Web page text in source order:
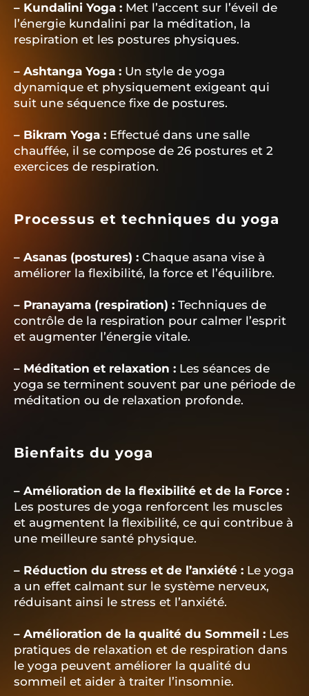
– Kundalini Yoga : Met l’accent sur l’éveil de
l’énergie kundalini par la méditation, la
respiration et les postures physiques.
– Ashtanga Yoga : Un style de yoga
dynamique et physiquement exigeant qui
suit une séquence fixe de postures.
– Bikram Yoga : Effectué dans une salle
chauffée, il se compose de 26 postures et 2
exercices de respiration.
Processus et techniques du yoga
– Asanas (postures) : Chaque asana vise à
améliorer la flexibilité, la force et l’équilibre.
– Pranayama (respiration) : Techniques de
contrôle de la respiration pour calmer l’esprit
et augmenter l’énergie vitale.
– Méditation et relaxation : Les séances de
yoga se terminent souvent par une période de
méditation ou de relaxation profonde.
Bienfaits du yoga
– Amélioration de la flexibilité et de la Force :
Les postures de yoga renforcent les muscles
et augmentent la flexibilité, ce qui contribue à
une meilleure santé physique.
– Réduction du stress et de l’anxiété : Le yoga
a un effet calmant sur le système nerveux,
réduisant ainsi le stress et l’anxiété.
– Amélioration de la qualité du Sommeil : Les
pratiques de relaxation et de respiration dans
le yoga peuvent améliorer la qualité du
sommeil et aider à traiter l’insomnie.